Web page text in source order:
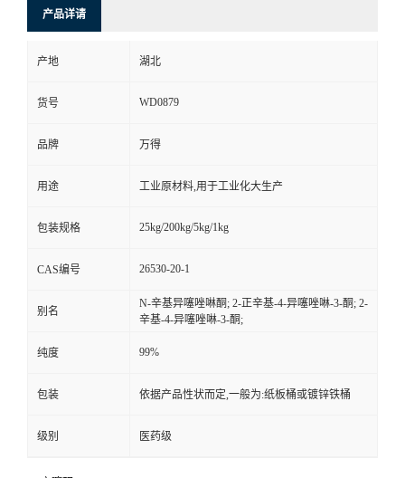
产品详请
产地 湖北
货号 WD0879
品牌 万得
用途 工业原材料,用于工业化大生产
包装规格 25kg/200kg/5kg/1kg
CAS编号 26530-20-1
别名
N-辛基异噻唑啉酮; 2-正辛基-4-异噻唑啉-3-酮; 2-
辛基-4-异噻唑啉-3-酮;
纯度 99%
包装 依据产品性状而定,一般为:纸板桶或镀锌铁桶
级别 医药级